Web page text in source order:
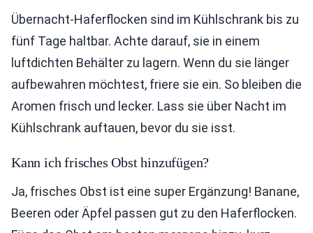
Übernacht-Haferflocken sind im Kühlschrank bis zu
fünf Tage haltbar. Achte darauf, sie in einem
luftdichten Behälter zu lagern. Wenn du sie länger
aufbewahren möchtest, friere sie ein. So bleiben die
Aromen frisch und lecker. Lass sie über Nacht im
Kühlschrank auftauen, bevor du sie isst.
Kann ich frisches Obst hinzufügen?
Ja, frisches Obst ist eine super Ergänzung! Banane,
Beeren oder Äpfel passen gut zu den Haferflocken.